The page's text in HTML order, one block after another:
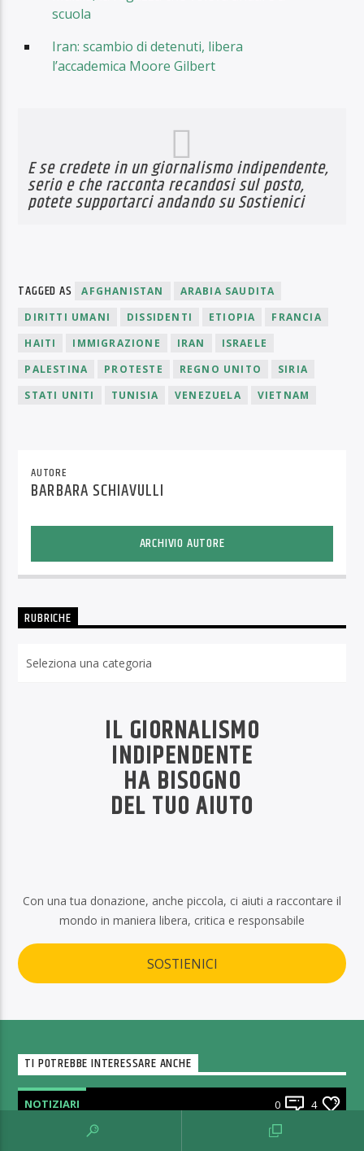
scuola
Iran: scambio di detenuti, libera
l’accademica Moore Gilbert
E se credete in un giornalismo indipendente,
serio e che racconta recandosi sul posto,
potete supportarci andando suSostienici
TAGGED AS AFGHANISTAN
ARABIA SAUDITA
DIRITTI UMANI
DISSIDENTI ETIOPIA
FRANCIA
HAITI
IMMIGRAZIONE IRAN
ISRAELE
PALESTINA
PROTESTE REGNO UNITO
SIRIA
STATI UNITI
TUNISIA VENEZUELA VIETNAM
AUTORE
BARBARA SCHIAVULLI
ARCHIVIO AUTORE
RUBRICHE
IL GIORNALISMO
INDIPENDENTE
HA BISOGNO
DEL TUO AIUTO
Con una tua donazione, anche piccola, ci aiuti a raccontare il
mondo in maniera libera, critica e responsabile
SOSTIENICI
TI POTREBBE INTERESSARE ANCHE
NOTIZIARI 0 4